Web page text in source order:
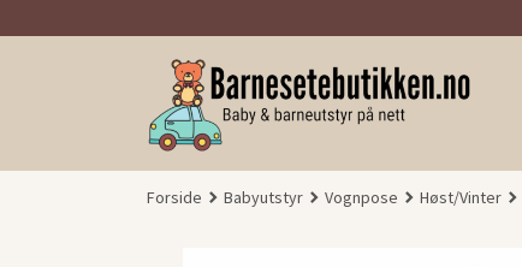
til
Forside Babyutstyr Vognpose Høst/Vinter